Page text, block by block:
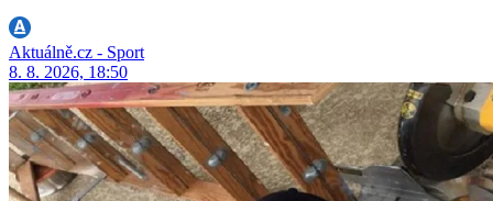
Aktuálně.cz - Sport
8. 8. 2026, 18:50